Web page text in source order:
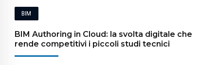
BIM
BIM Authoring in Cloud: la svolta digitale che
rende competitivi i piccoli studi tecnici